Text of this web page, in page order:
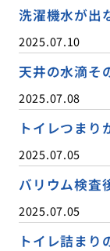
洗濯機水が出
2025.07.10
天井の水滴そ
2025.07.08
トイレつまり
2025.07.05
バリウム検査
2025.07.05
トイレ詰まり